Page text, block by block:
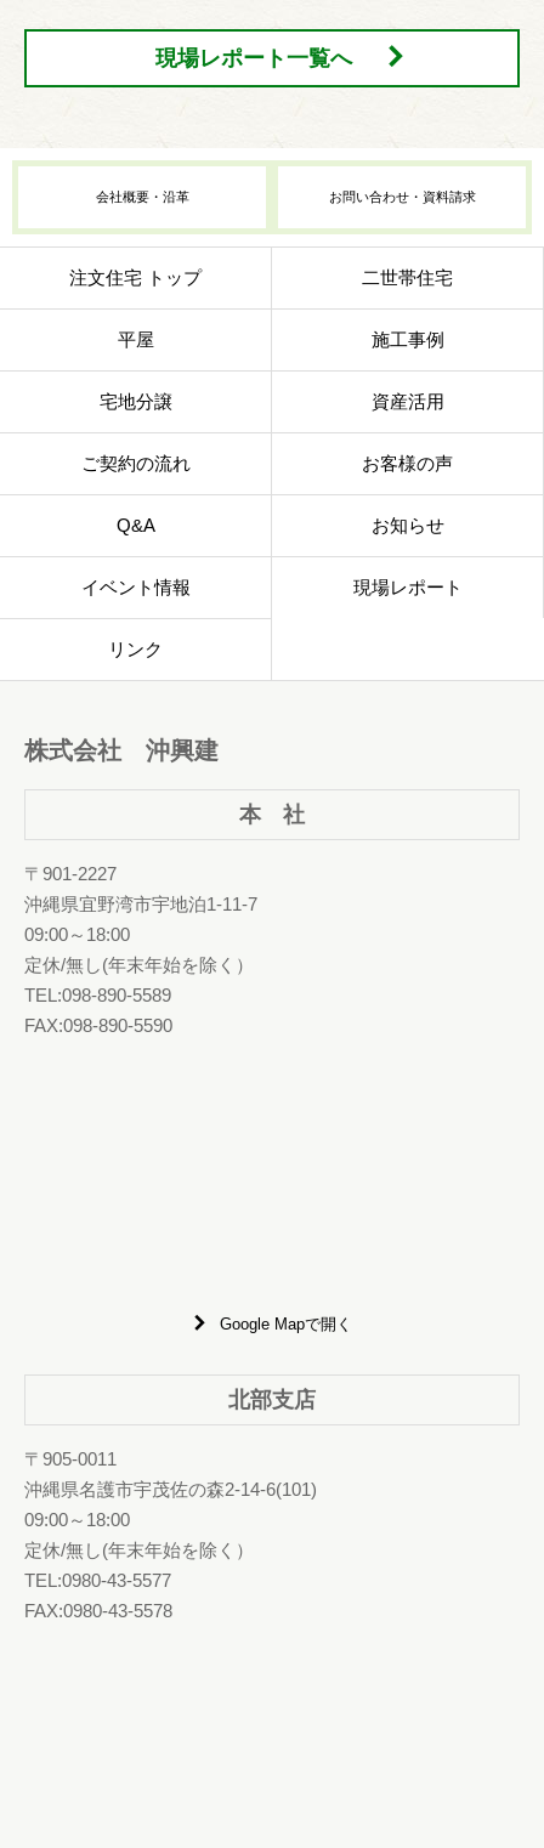
現場レポート一覧へ
会社概要・沿革 お問い合わせ・資料請求
注文住宅 トップ 二世帯住宅
平屋 施工事例
宅地分譲 資産活用
ご契約の流れ お客様の声
Q&A お知らせ
イベント情報 現場レポート
リンク
株式会社 沖興建
本 社
〒901-2227
沖縄県宜野湾市宇地泊1-11-7
09:00～18:00
定休/無し(年末年始を除く）
TEL:098-890-5589
FAX:098-890-5590
Google Mapで開く
北部支店
〒905-0011
沖縄県名護市宇茂佐の森2-14-6(101)
09:00～18:00
定休/無し(年末年始を除く）
TEL:0980-43-5577
FAX:0980-43-5578